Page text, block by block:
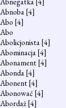
Abnoba[4]
Abo [4]
Abo
Abolicjonista[4]
Abominacja[4]
Abonament[4]
Abonda[4]
Abonent[4]
Abonować [4]
Abordaż[4]